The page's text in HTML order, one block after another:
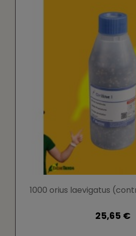
1000 orius laevigatus
25,65 €